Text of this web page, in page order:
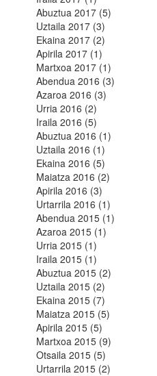
Abuztua 2017 (5)
Uztaila 2017 (3)
Ekaina 2017 (2)
Apirila 2017 (1)
Martxoa 2017 (1)
Abendua 2016 (3)
Azaroa 2016 (3)
Urria 2016 (2)
Iraila 2016 (5)
Abuztua 2016 (1)
Uztaila 2016 (1)
Ekaina 2016 (5)
Maiatza 2016 (2)
Apirila 2016 (3)
Urtarrila 2016 (1)
Abendua 2015 (1)
Azaroa 2015 (1)
Urria 2015 (1)
Iraila 2015 (1)
Abuztua 2015 (2)
Uztaila 2015 (2)
Ekaina 2015 (7)
Maiatza 2015 (5)
Apirila 2015 (5)
Martxoa 2015 (9)
Otsaila 2015 (5)
Urtarrila 2015 (2)